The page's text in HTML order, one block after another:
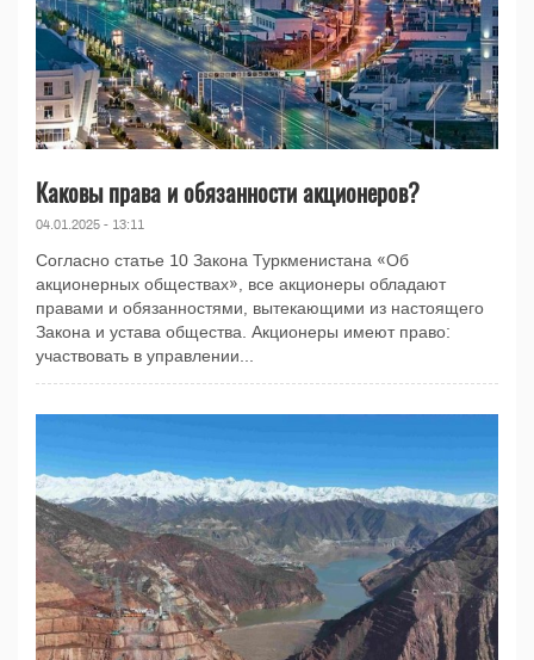
Каковы права и обязанности акционеров?
04.01.2025 - 13:11
Согласно статье 10 Закона Туркменистана «Об
акционерных обществах», все акционеры обладают
правами и обязанностями, вытекающими из настоящего
Закона и устава общества. Акционеры имеют право:
участвовать в управлении...